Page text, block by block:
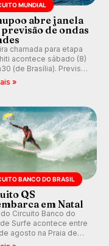
MUNDIAL
abre janela
de ondas
chamada para etapa
acontece sábado (8)
(de Brasília). Previsão
consistente.
Slater convidado.
»
BANCO DO BRASIL
QS
em Natal
do Circuito Banco do
Surfe acontece entre
agosto na Praia de
em disputas